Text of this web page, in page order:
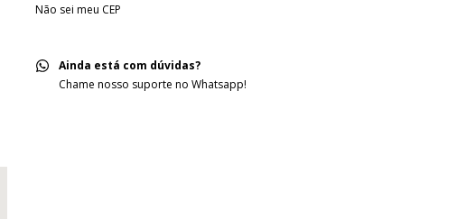
Não sei meu CEP
Ainda está com dúvidas?
Chame nosso suporte no Whatsapp!